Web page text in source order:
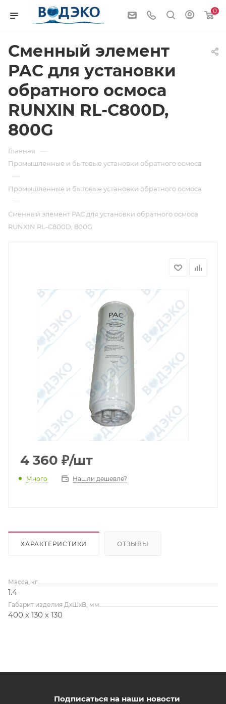
0
Сменный элемент
PAC для установки
обратного осмоса
RUNXIN RL-C800D,
800G
Главная —
Промышленные и бытовые установки обратного осмоса
—
Промышленные и бытовые установки обратного осмоса
—
Сменный элемент PAC для установки обратного осмоса
RUNXIN RL-C800D, 800G
4 360 ₽/шт
Много Нашли дешевле?
ХАРАКТЕРИСТИКИ ОТЗЫВЫ
Масса, кг
1.4
Габарит изделия ДхШхВ, мм
400 х 130 х 130
Подписаться на наши новости